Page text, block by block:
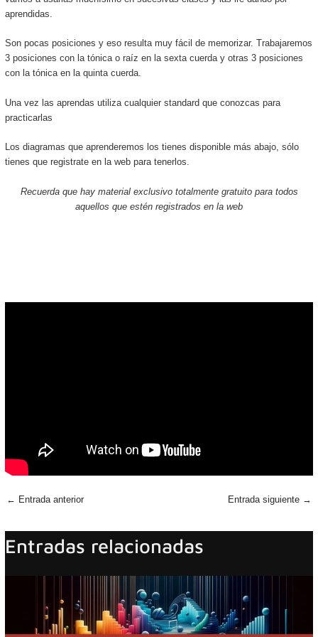
aprendidas.
Son pocas posiciones y eso resulta muy fácil de memorizar. Trabajaremos
3 posiciones con la tónica o raíz en la sexta cuerda y otras 3 posiciones
con la tónica en la quinta cuerda.
Una vez las aprendas utiliza cualquier standard que conozcas para
practicarlas
Los diagramas que aprenderemos los tienes disponible más abajo, sólo
tienes que registrate en la web para tenerlos.
Recuerda que hay material exclusivo totalmente gratuito para todos
aquellos que estén registrados en la web
← Entrada anterior Entrada siguiente →
Entradas relacionadas